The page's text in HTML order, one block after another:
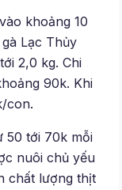
khoảng 10
Lạc Thủy
2,0 kg. Chi
90k. Khi
con.
50 tới 70k mỗi
nuôi chủ yếu
chất lượng thịt